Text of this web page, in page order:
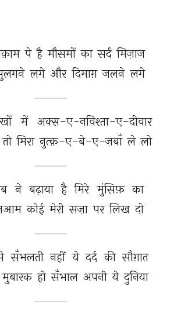
पे है मौसमों का सर्द मिज़ाज
लगे और दिमाग़ जलने लगे
में अक्स-ए-नविश्ता-ए-दीवार
तो मिरा नुत्क़-ए-बे-ए-ज़बाँ ले लो
ने बढ़ाया है मिरे मुंसिफ़ का
कोई मेरी सज़ा पर लिख दो
सँभलती नहीं ये दर्द की सौग़ात
मुबारक हो सँभाल अपनी ये दुनिया